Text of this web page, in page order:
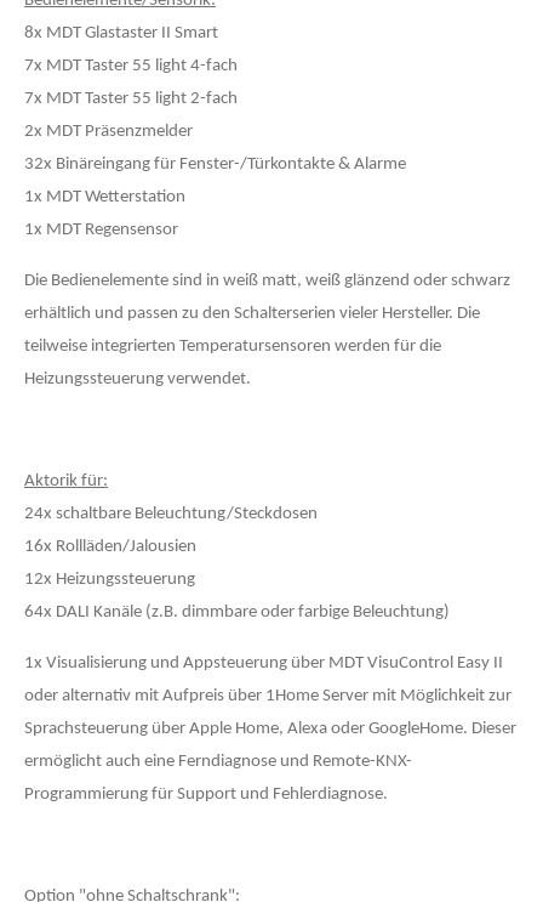
8x MDT Glastaster II Smart
7x MDT Taster 55 light 4-fach
7x MDT Taster 55 light 2-fach
2x MDT Präsenzmelder
32x Binäreingang für Fenster-/Türkontakte & Alarme
1x MDT Wetterstation
1x MDT Regensensor
Die Bedienelemente sind in weiß matt, weiß glänzend oder schwarz
erhältlich und passen zu den Schalterserien vieler Hersteller. Die
teilweise integrierten Temperatursensoren werden für die
Heizungssteuerung verwendet.
Aktorik für:
24x schaltbare Beleuchtung/Steckdosen
16x Rollläden/Jalousien
12x Heizungssteuerung
64x DALI Kanäle (z.B. dimmbare oder farbige Beleuchtung)
1x Visualisierung und Appsteuerung über MDT VisuControl Easy II
oder alternativ mit Aufpreis über 1Home Server mit Möglichkeit zur
Sprachsteuerung über Apple Home, Alexa oder GoogleHome. Dieser
ermöglicht auch eine Ferndiagnose und Remote-KNX-
Programmierung für Support und Fehlerdiagnose.
Option "ohne Schaltschrank":